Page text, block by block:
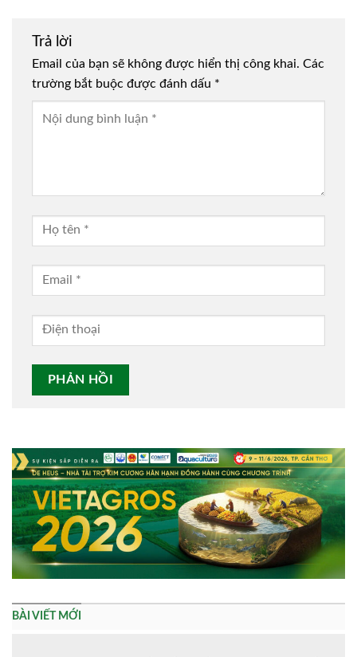
Trả lời
Email của bạn sẽ không được hiển thị công khai. Các
trường bắt buộc được đánh dấu *
BÀI VIẾT MỚI